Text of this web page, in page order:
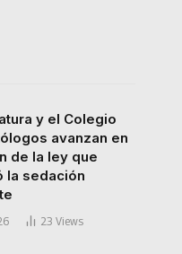
y el Colegio
avanzan en
de la ley que
la sedación
23 Views